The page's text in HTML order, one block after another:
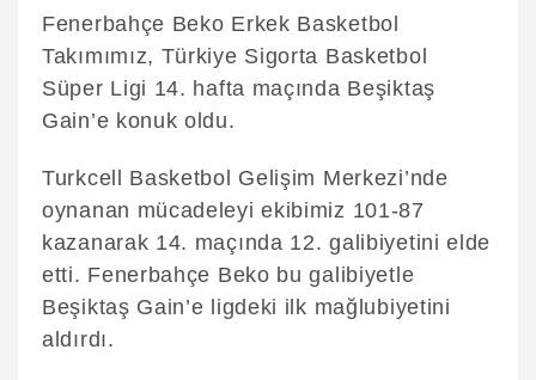
Fenerbahçe Beko Erkek Basketbol
Takımımız, Türkiye Sigorta Basketbol
Süper Ligi 14. hafta maçında Beşiktaş
Gain’e konuk oldu.
Turkcell Basketbol Gelişim Merkezi’nde
oynanan mücadeleyi ekibimiz 101-87
kazanarak 14. maçında 12. galibiyetini elde
etti. Fenerbahçe Beko bu galibiyetle
Beşiktaş Gain’e ligdeki ilk mağlubiyetini
aldırdı.